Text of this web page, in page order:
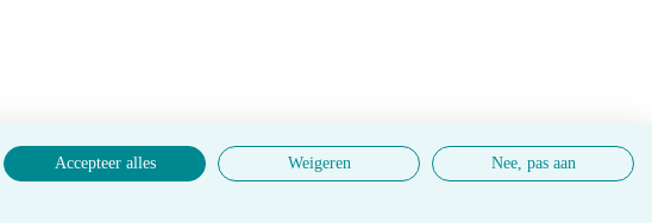
Accepteer alles Weigeren Nee, pas aan